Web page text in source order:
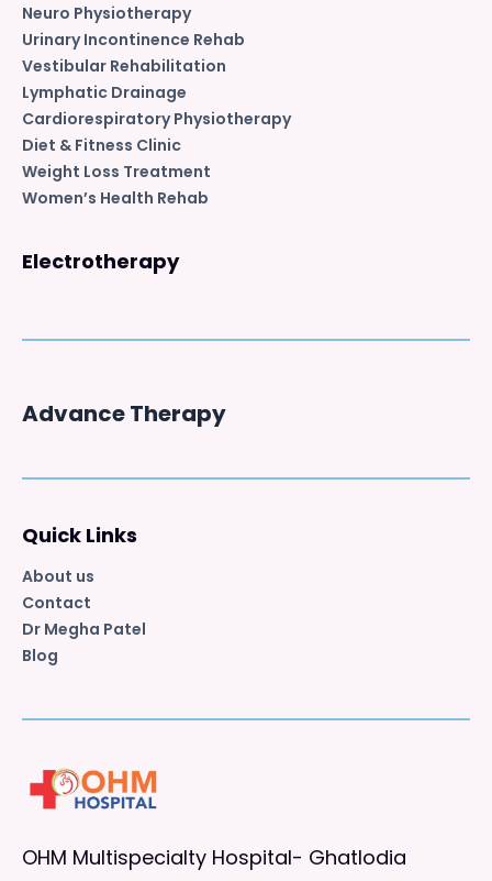
Neuro Physiotherapy
Urinary Incontinence Rehab
Vestibular Rehabilitation
Lymphatic Drainage
Cardiorespiratory Physiotherapy
Diet & Fitness Clinic
Weight Loss Treatment
Women’s Health Rehab
Electrotherapy
Advance Therapy
Quick Links
About us
Contact
Dr Megha Patel
Blog
OHM Multispecialty Hospital- Ghatlodia